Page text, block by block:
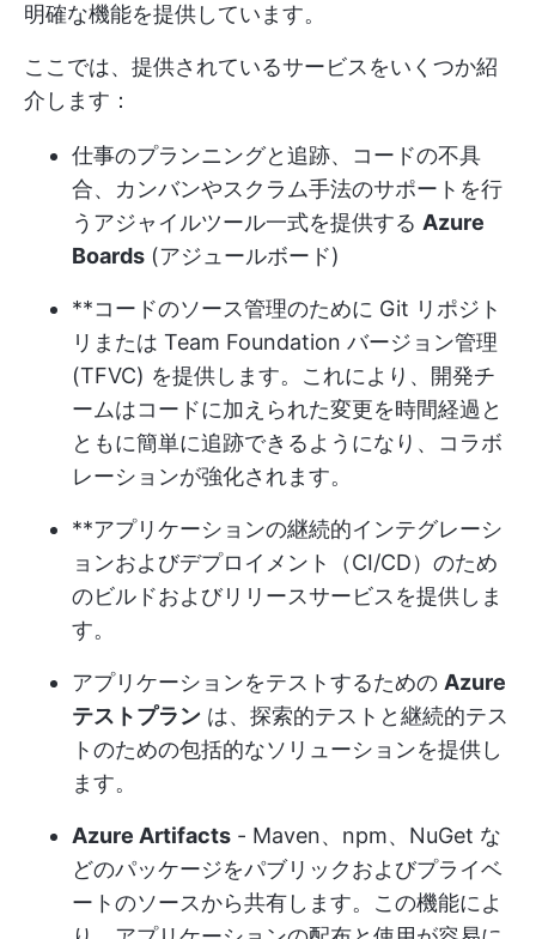
明確な機能を提供しています。
ここでは、提供されているサービスをいくつか紹
介します：
仕事のプランニングと追跡、コードの不具
合、カンバンやスクラム手法のサポートを行
うアジャイルツール一式を提供する Azure
Boards (アジュールボード)
**コードのソース管理のために Git リポジト
リまたは Team Foundation バージョン管理
(TFVC) を提供します。これにより、開発チ
ームはコードに加えられた変更を時間経過と
ともに簡単に追跡できるようになり、コラボ
レーションが強化されます。
**アプリケーションの継続的インテグレーシ
ョンおよびデプロイメント（CI/CD）のため
のビルドおよびリリースサービスを提供しま
す。
アプリケーションをテストするための Azure
テストプラン は、探索的テストと継続的テス
トのための包括的なソリューションを提供し
ます。
Azure Artifacts - Maven、npm、NuGet な
どのパッケージをパブリックおよびプライベ
ートのソースから共有します。この機能によ